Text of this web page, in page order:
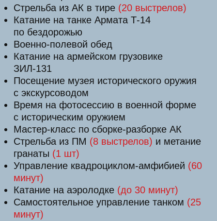
Катание на аэролодке (30 минут)
Самостоятельное управление танком
(25 минут)
Торжественное награждение участников
именными дипломами
Выстрел из РПГ
Выстрел из пушки танка
Переезд машины танком
(от 70 000 рублей за авто)
Кейтеринг
от 455000r
ЗА 2-Х ЧЕЛОВЕК
КУПИТЬ ТУР